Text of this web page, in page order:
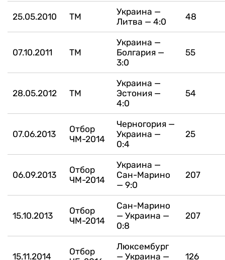
25.05.2010 ТМ
Украина —
Литва — 4:0
48
07.10.2011 ТМ
Украина —
Болгария —
3:0
55
28.05.2012 ТМ
Украина —
Эстония —
4:0
54
07.06.2013
Отбор
ЧМ-2014
Черногория —
Украина —
0:4
25
06.09.2013
Отбор
ЧМ-2014
Украина —
Сан-Марино
— 9:0
207
15.10.2013
Отбор
ЧМ-2014
Сан-Марино
— Украина —
0:8
207
15.11.2014
Отбор
Люксембург
— Украина —
126